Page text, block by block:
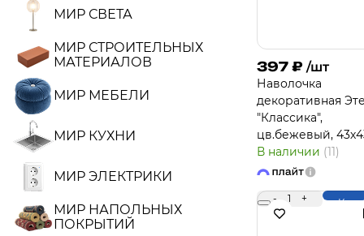
МИР СВЕТА
МИР СТРОИТЕЛЬНЫХ
МАТЕРИАЛОВ
МИР МЕБЕЛИ
МИР КУХНИ
МИР ЭЛЕКТРИКИ
МИР НАПОЛЬНЫХ
ПОКРЫТИЙ
397 ₽ /шт
Наволочка
декоративная
"Классика",
цв.бежевый,
В наличии (11)
- 1 +